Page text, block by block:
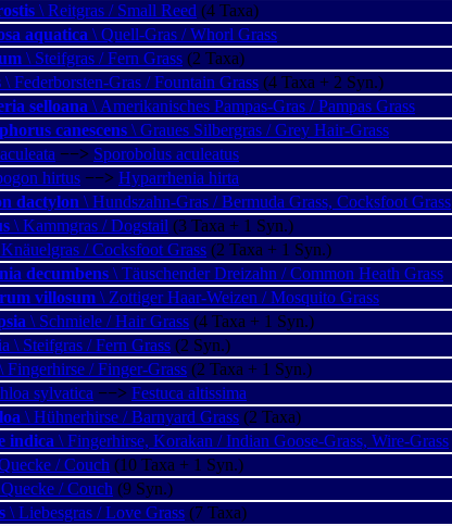
\ Reitgras / Small Reed (4 Taxa)
aquatica \ Quell-Gras / Whorl Grass
\ Steifgras / Fern Grass (2 Taxa)
\ Federborsten-Gras / Fountain Grass (4 Taxa + 2 Syn.)
selloana \ Amerikanisches Pampas-Gras / Pampas Grass
canescens \ Graues Silbergras / Grey Hair-Grass
−−> Sporobolus aculeatus
hirtus −−> Hyparrhenia hirta
dactylon \ Hundszahn-Gras / Bermuda Grass, Cocksfoot Grass
\ Kammgras / Dogstail (3 Taxa + 1 Syn.)
/ Cocksfoot Grass (2 Taxa + 1 Syn.)
decumbens \ Täuschender Dreizahn / Common Heath Grass
villosum \ Zottiger Haar-Weizen / Mosquito Grass
\ Schmiele / Hair Grass (4 Taxa + 1 Syn.)
\ Steifgras / Fern Grass (2 Syn.)
\ Fingerhirse / Finger-Grass (2 Taxa + 1 Syn.)
sylvatica −−> Festuca altissima
\ Hühnerhirse / Barnyard Grass (2 Taxa)
indica \ Fingerhirse, Korakan / Indian Goose-Grass, Wire-Grass
/ Couch (10 Taxa + 1 Syn.)
/ Couch (9 Syn.)
\ Liebesgras / Love Grass (7 Taxa)